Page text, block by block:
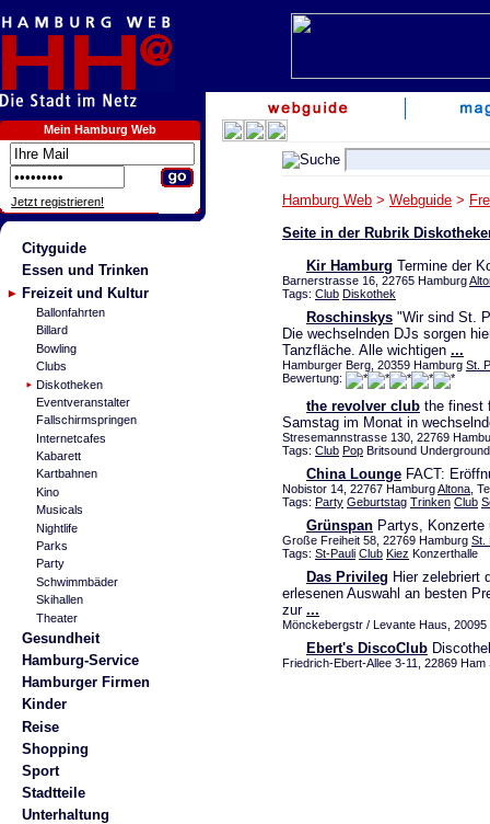
Mein Hamburg Web
Jetzt registrieren!
Cityguide
Essen und Trinken
Freizeit und Kultur
Ballonfahrten
Billard
Bowling
Clubs
Diskotheken
Eventveranstalter
Fallschirmspringen
Internetcafes
Kabarett
Kartbahnen
Kino
Musicals
Nightlife
Parks
Party
Schwimmbäder
Skihallen
Theater
Gesundheit
Hamburg-Service
Hamburger Firmen
Kinder
Reise
Shopping
Sport
Stadtteile
Unterhaltung
Hamburg Web > Webguide >
Seite in der Rubrik
Kir Hamburg Termine der
Barnerstrasse 16, 22765 Hamburg
Tags: Club Diskothek
Roschinskys "Wir sind St.
Die wechselnden DJs sorgen
Tanzfläche. Alle wichtigen ...
Hamburger Berg, 20359 Hamburg St.
Bewertung:
the revolver club the finest
Samstag im Monat in
Stresemannstrasse 130, 22769
Tags: Club Pop Britsound Underground
China Lounge FACT:
Nobistor 14, 22767 HamburgAltona ,
Tags: Party Geburtstag Trinken Club
Grünspan Partys,
Große Freiheit 58, 22769 Hamburg St.
Tags: St-Pauli Club Kiez Konzerthalle
Das Privileg Hier zelebriert
erlesenen Auswahl an besten
zur ...
Mönckebergstr / Levante Haus,
Ebert's DiscoClub
Friedrich-Ebert-Allee 3-11, 22869